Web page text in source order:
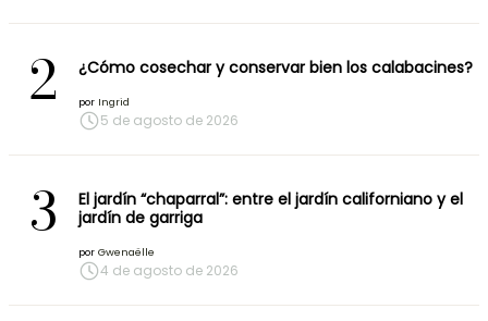
2 ¿Cómo cosechar y conservar bien los calabacines?
por Ingrid
5 de agosto de 2026
3
El jardín “chaparral”: entre el jardín californiano y el
jardín de garriga
por Gwenaëlle
4 de agosto de 2026